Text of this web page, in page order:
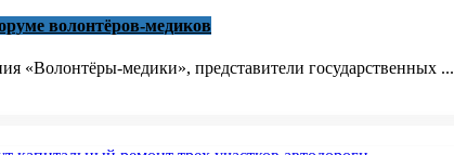
волонтёров-медиков
«Волонтёры-медики», представители государственных ...